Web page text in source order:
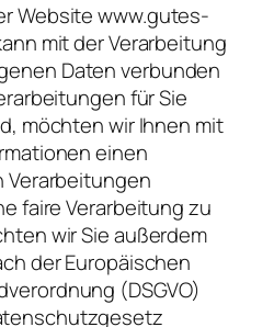
Website www.gutes-
mit der Verarbeitung
Daten verbunden
für Sie
möchten wir Ihnen mit
einen
Verarbeitungen
faire Verarbeitung zu
wir Sie außerdem
der Europäischen
(DSGVO)